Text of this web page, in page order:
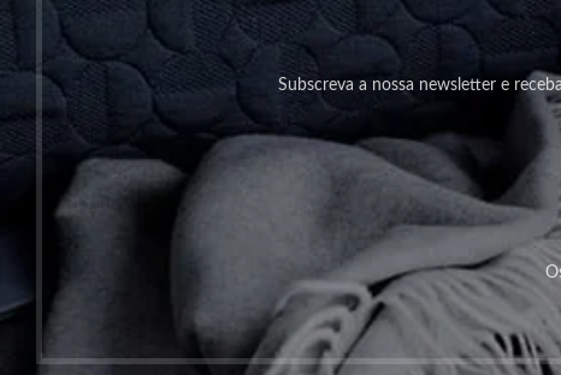
Subscreva a nossa newsletter e